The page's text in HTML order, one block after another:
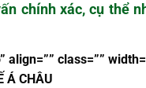
chính xác, cụ thể
align=”” class=””
Ế Á CHÂU